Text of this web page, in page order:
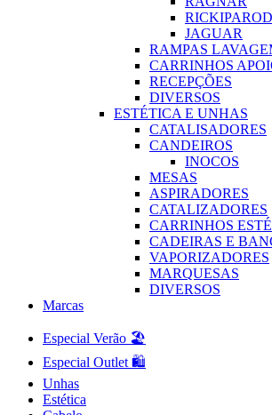
JAGUAR
RAMPAS
CARRINHOS
RECEPÇÕES
DIVERSOS
ESTÉTICA E UNHAS
CATALISADORES
CANDEIROS
INOCOS
MESAS
ASPIRADORES
CATALIZADORES
CARRINHOS
CADEIRAS E
VAPORIZADORES
MARQUESAS
DIVERSOS
Marcas
Especial Verão 🏖️
Especial Outlet 🛍️
Unhas
Estética